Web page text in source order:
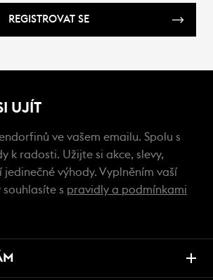
REGISTROVAT SE
UJÍT
ve vašem emailu. Spolu s
k radosti. Užijte si akce, slevy,
jedinečné výhody. Vyplněním vaší
s pravidly a podmínkami